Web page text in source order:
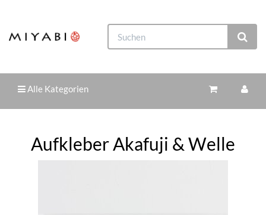
Alle Kategorien
Aufkleber Akafuji & Welle